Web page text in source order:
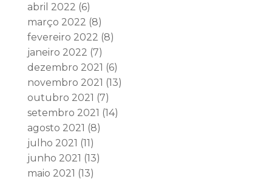
abril 2022 (6)
março 2022 (8)
fevereiro 2022 (8)
janeiro 2022 (7)
dezembro 2021 (6)
novembro 2021 (13)
outubro 2021 (7)
setembro 2021 (14)
agosto 2021 (8)
julho 2021 (11)
junho 2021 (13)
maio 2021 (13)